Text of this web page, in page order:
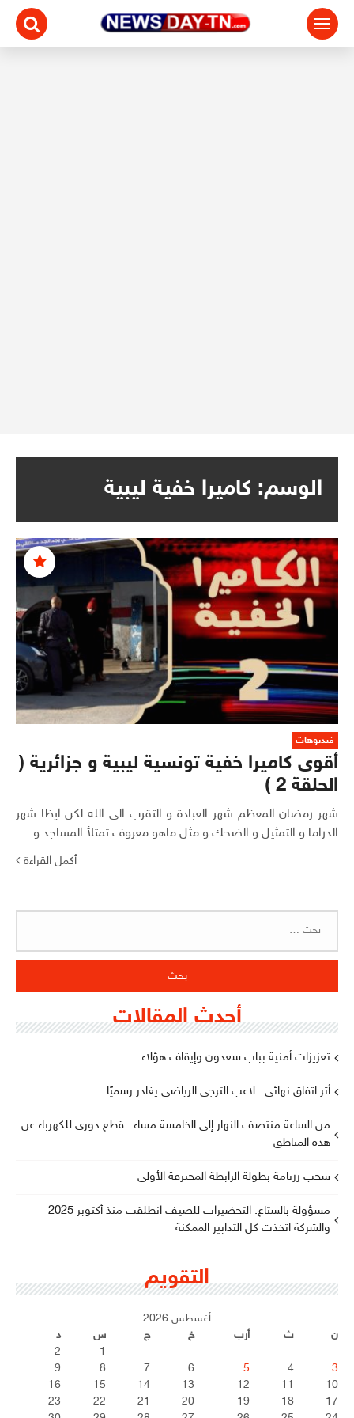
الوسم: كاميرا خفية ليبية
فيديوهات
أقوى كاميرا خفية تونسية ليبية و جزائرية (
الحلقة 2 )
شهر رمضان المعظم شهر العبادة و التقرب الي الله لكن ايظا شهر
الدراما و التمثيل و الضحك و مثل ماهو معروف تمتلأ المساجد و...
أكمل القراءة
أحدث المقالات
تعزيزات أمنية بباب سعدون وإيقاف هؤلاء
أثر اتفاق نهائي.. لاعب الترجي الرياضي يغادر رسميًا
من الساعة منتصف النهار إلى الخامسة مساء.. قطع دوري للكهرباء عن
هذه المناطق
سحب رزنامة بطولة الرابطة المحترفة الأولى
مسؤولة بالستاغ: التحضيرات للصيف انطلقت منذ أكتوبر 2025
والشركة اتخذت كل التدابير الممكنة
التقويم
أغسطس 2026
ن
ث أرب خ ج س
د
1
2
3
4
5
6
7
8
9
10
11
12
13
14
15
16
17
18
19
20
21
22
23